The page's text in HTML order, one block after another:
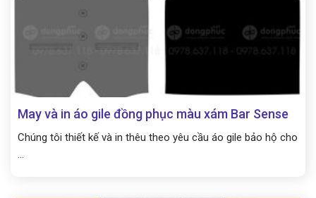
May và in áo gile đồng phục màu xám Bar Sense
Chúng tôi thiết kế và in thêu theo yêu cầu áo gile bảo hộ cho
...